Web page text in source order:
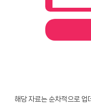
해당 자료는 순차적으로 업